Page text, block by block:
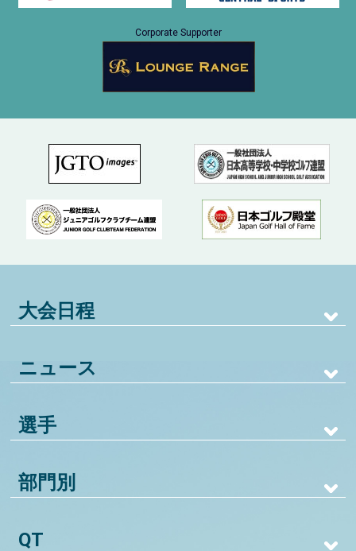
Corporate Supporter
大会日程
ニュース
選手
部門別
QT